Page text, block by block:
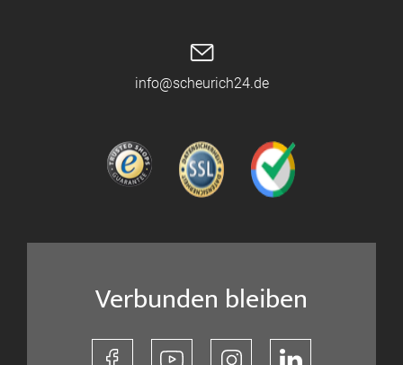
info@scheurich24.de
Verbunden bleiben